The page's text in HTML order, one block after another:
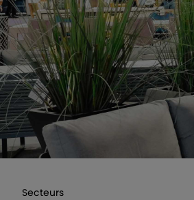
Secteurs